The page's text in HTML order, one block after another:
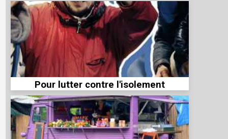
Pour lutter contre l'isolement